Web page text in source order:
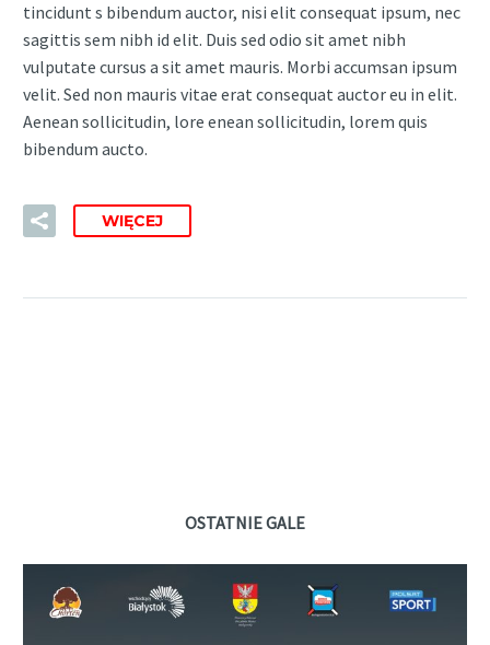
tincidunt s bibendum auctor, nisi elit consequat ipsum, nec
sagittis sem nibh id elit. Duis sed odio sit amet nibh
vulputate cursus a sit amet mauris. Morbi accumsan ipsum
velit. Sed non mauris vitae erat consequat auctor eu in elit.
Aenean sollicitudin, lore enean sollicitudin, lorem quis
bibendum aucto.
WIĘCEJ
OSTATNIE GALE